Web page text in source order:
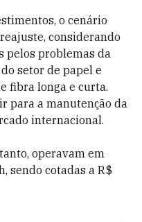
o cenário
considerando
pelos problemas da
setor de papel e
fibra longa e curta.
para a manutenção da
internacional.
operavam em
sendo cotadas a R$